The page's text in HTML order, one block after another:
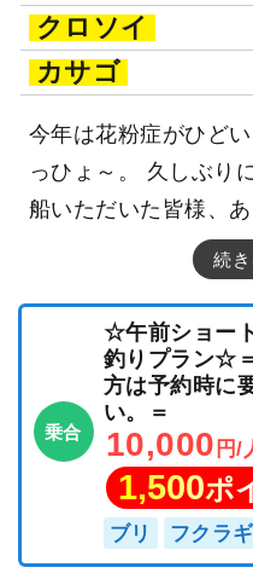
クロソイ
カサゴ
今年は花粉症がひど
っひょ～。 久しぶり
船いただいた皆様、
続
乗合
☆午前ショー
釣りプラン☆
方は予約時に
い。＝
10,000 円/
1,500ポ
ブリ フクラ